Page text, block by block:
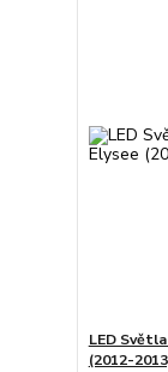
LED
(2012-